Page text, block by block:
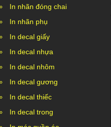
In nhãn đóng chai
In nhãn phụ
In decal giấy
In decal nhựa
In decal nhôm
In decal gương
In decal thiếc
In decal trong